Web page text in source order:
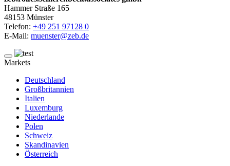
Hammer Straße 165
48153 Münster
Telefon: +49 251 97128 0
E-Mail: muenster@zeb.de
Markets
Deutschland
Großbritannien
Italien
Luxemburg
Niederlande
Polen
Schweiz
Skandinavien
Österreich